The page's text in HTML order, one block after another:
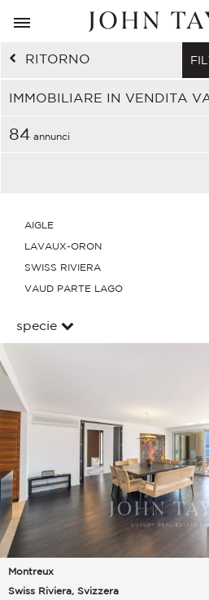
RITORNO
IMMOBILIARE IN VENDITA
84 annunci
AIGLE
LAVAUX-ORON
SWISS RIVIERA
VAUD PARTE LAGO
specie
Montreux
Swiss Riviera, Svizzera